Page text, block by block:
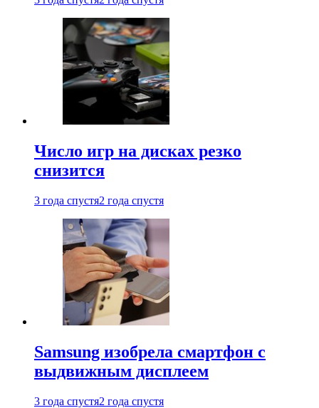
Число игр на дисках резко
снизится
3 года спустя2 года спустя
Samsung изобрела смартфон с
выдвижным дисплеем
3 года спустя2 года спустя